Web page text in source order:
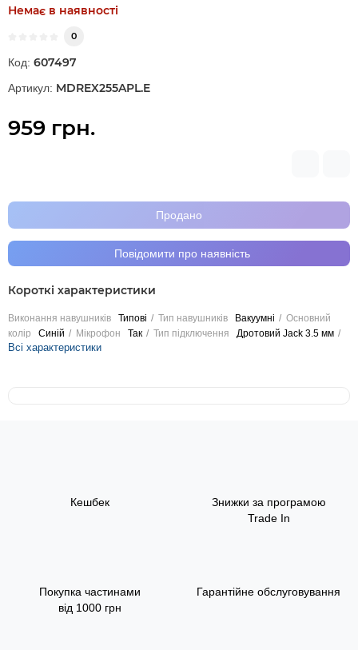
Немає в наявності
0
Код: 607497
Артикул: MDREX255APL.E
959 грн.
Продано
Повідомити про наявність
Короткі характеристики
Виконання навушників Типові Тип навушників Вакуумні
Основний
колір
Синій Мікрофон Так Тип підключення Дротовий Jack 3.5 мм
Всі характеристики
Кешбек
Знижки за програмою
Trade In
Покупка частинами
від 1000 грн
Гарантійне обслуговування